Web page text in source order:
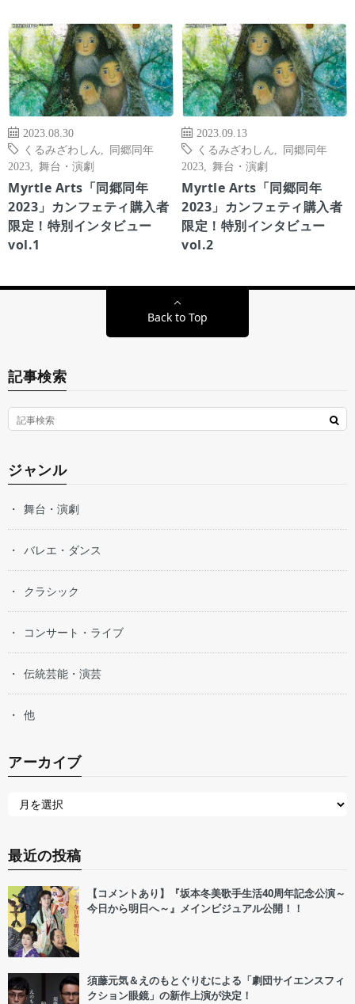
2023.08.30
くるみざわしん
同郷同年
2023
舞台・演劇
Myrtle Arts「同郷同年
2023」カンフェティ購入者
限定！特別インタビュー
vol.1
2023.09.13
くるみざわしん
同郷同年
2023
舞台・演劇
Myrtle Arts「同郷同年
2023」カンフェティ購入者
限定！特別インタビュー
vol.2
Back to Top
記事検索
ジャンル
舞台・演劇
バレエ・ダンス
クラシック
コンサート・ライブ
伝統芸能・演芸
他
アーカイブ
最近の投稿
【コメントあり】『坂本冬美歌手生活40周年記念公演～
今日から明日へ～』メインビジュアル公開！！
須藤元気＆えのもとぐりむによる「劇団サイエンスフィ
クション眼鏡」の新作上演が決定！